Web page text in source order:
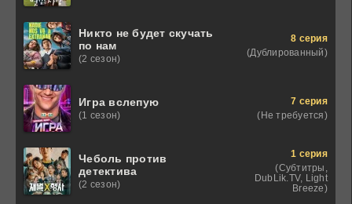
Никто не будет скучать
по нам
(2 сезон)
8 серия
(Дублированный)
Игра вслепую
(1 сезон)
7 серия
(Не требуется)
Чеболь против
детектива
(2 сезон)
1 серия
(Субтитры,
DubLik.TV, Light
Breeze)